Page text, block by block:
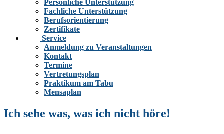
Persönliche Unterstützung
Fachliche Unterstützung
Berufsorientierung
Zertifikate
Service
Anmeldung zu Veranstaltungen
Kontakt
Termine
Vertretungsplan
Praktikum am Tabu
Mensaplan
Ich sehe was, was ich nicht höre!